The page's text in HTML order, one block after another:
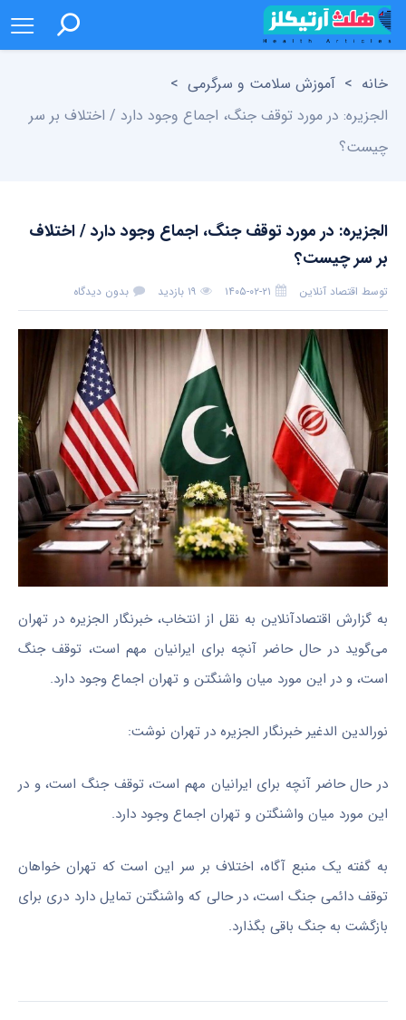
خانه > آموزش سلامت و سرگرمی >
الجزیره: در مورد توقف جنگ، اجماع وجود دارد / اختلاف بر سر
چیست؟
الجزیره: در مورد توقف جنگ، اجماع وجود دارد / اختلاف
بر سر چیست؟
توسط اقتصاد آنلاین ۱۴۰۵-۰۲-۲۱ ۱۹ بازدید بدون دیدگاه
به گزارش اقتصادآنلاین به نقل از انتخاب، خبرنگار الجزیره در تهران
می‌گوید در حال حاضر آنچه برای ایرانیان مهم است، توقف جنگ
است، و در این مورد میان واشنگتن و تهران اجماع وجود دارد.
نورالدین الدغیر خبرنگار الجزیره در تهران نوشت:
در حال حاضر آنچه برای ایرانیان مهم است، توقف جنگ است، و در
این مورد میان واشنگتن و تهران اجماع وجود دارد.
به گفته یک منبع آگاه، اختلاف بر سر این است که تهران خواهان
توقف دائمی جنگ است، در حالی که واشنگتن تمایل دارد دری برای
بازگشت به جنگ باقی بگذارد.